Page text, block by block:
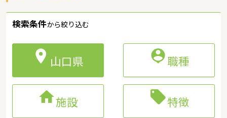
検索条件から絞り込む
 山口県 職種
施設 特徴